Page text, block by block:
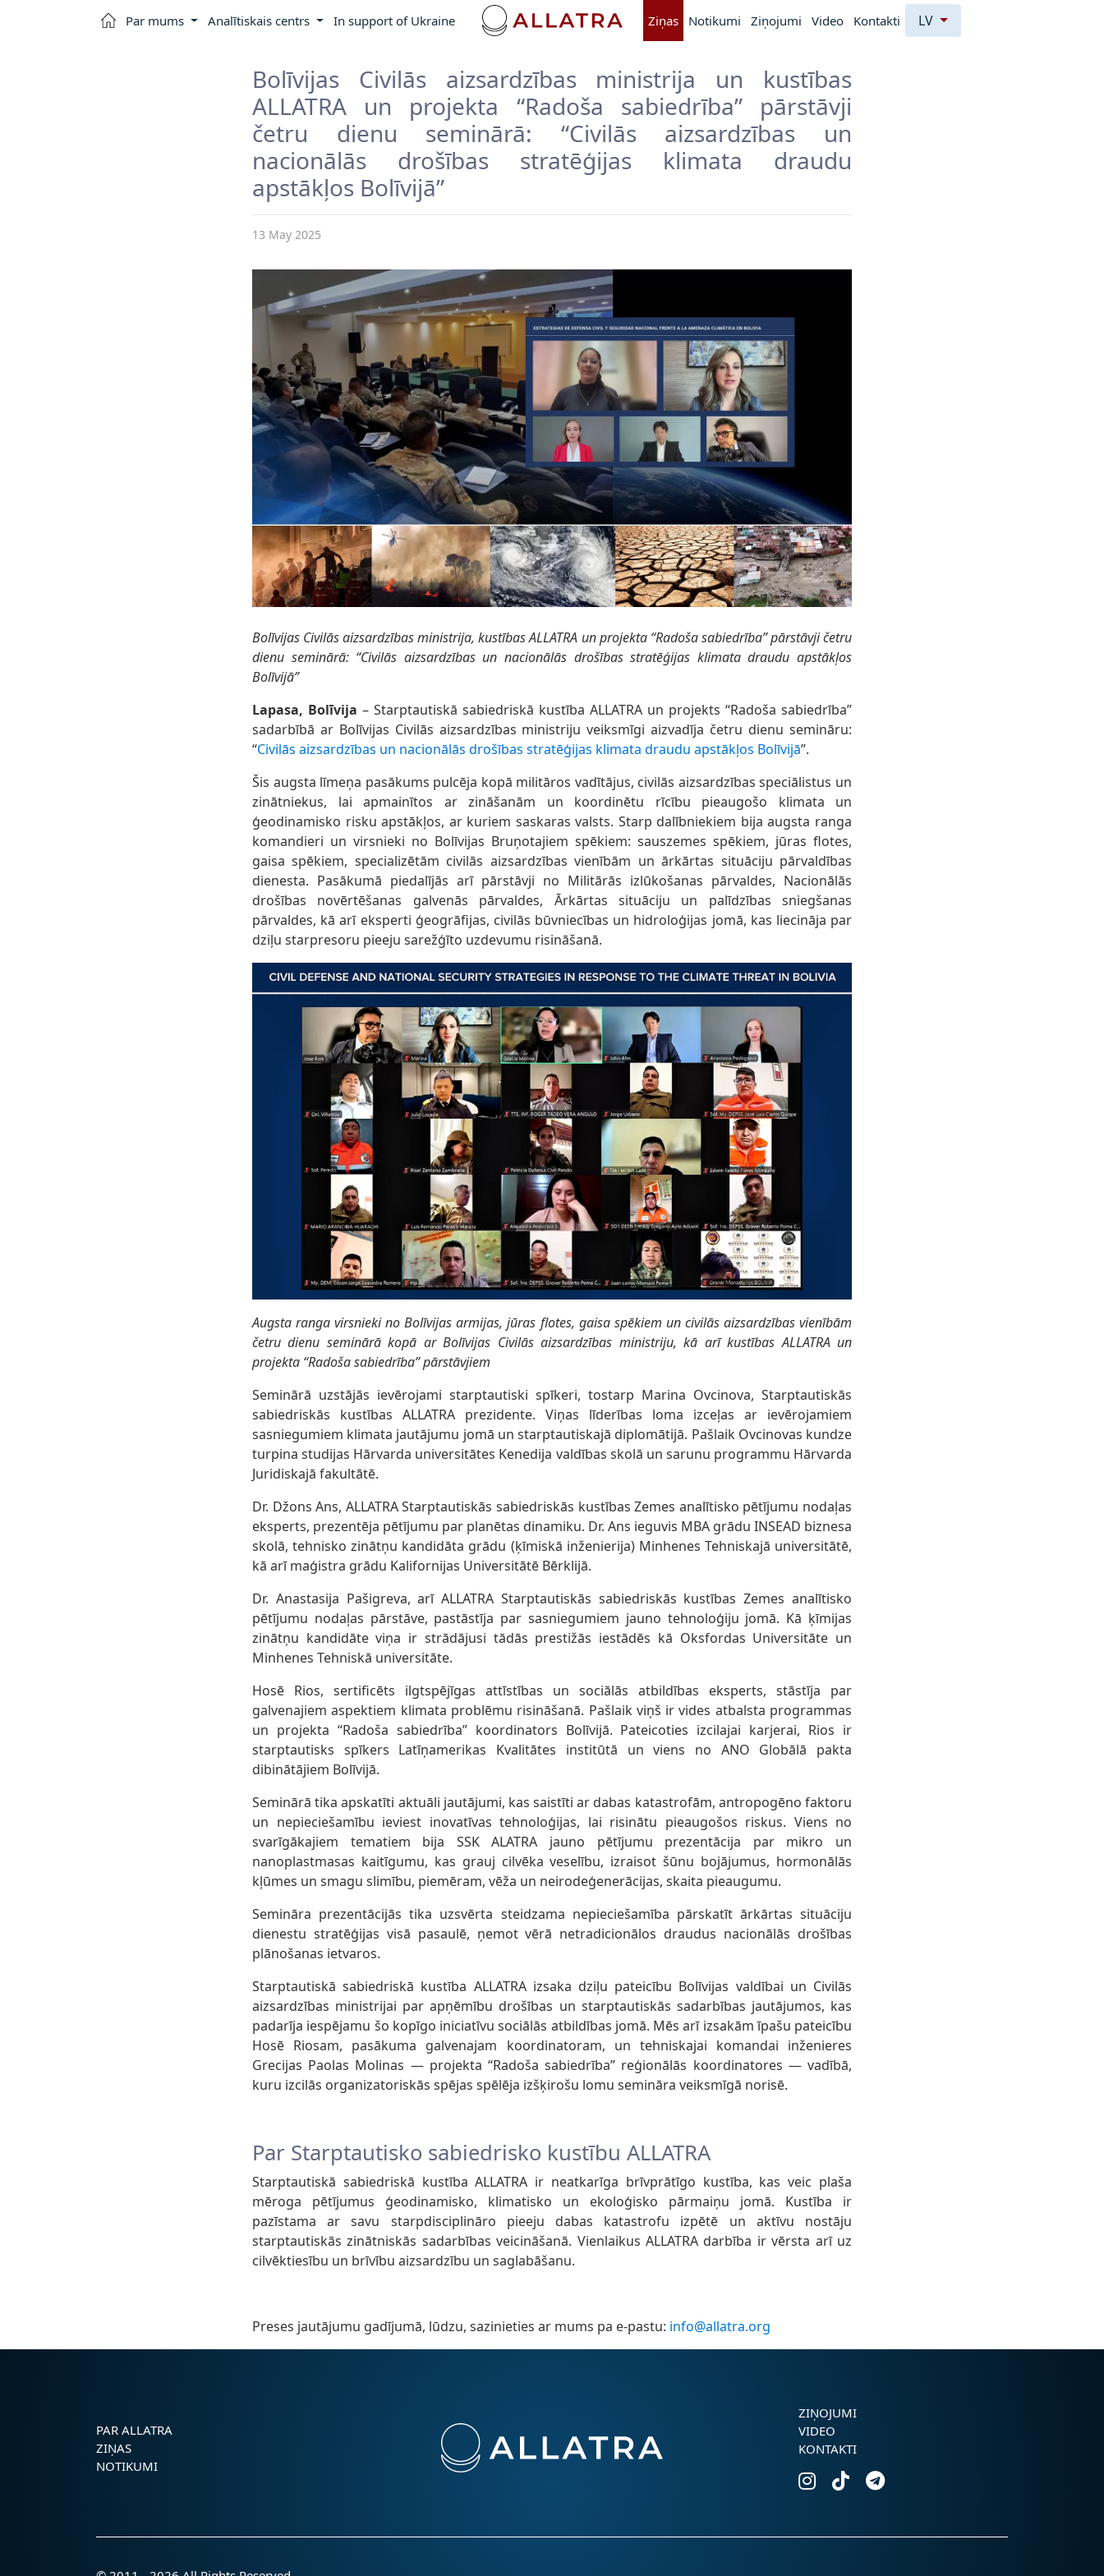
Par mums Analītiskais centrs In support of Ukraine Ziņas Notikumi Ziņojumi Video Kontakti LV
Bolīvijas Civilās aizsardzības ministrija un kustības
ALLATRA un projekta “Radoša sabiedrība” pārstāvji
četru dienu seminārā: “Civilās aizsardzības un
nacionālās drošības stratēģijas klimata draudu
apstākļos Bolīvijā”
13 May 2025
Bolīvijas Civilās aizsardzības ministrija, kustības ALLATRA un projekta “Radoša sabiedrība” pārstāvji četru
dienu seminārā: “Civilās aizsardzības un nacionālās drošības stratēģijas klimata draudu apstākļos
Bolīvijā”
Lapasa, Bolīvija – Starptautiskā sabiedriskā kustība ALLATRA un projekts “Radoša sabiedrība”
sadarbībā ar Bolīvijas Civilās aizsardzības ministriju veiksmīgi aizvadīja četru dienu semināru:
“Civilās aizsardzības un nacionālās drošības stratēģijas klimata draudu apstākļos Bolīvijā”.
Šis augsta līmeņa pasākums pulcēja kopā militāros vadītājus, civilās aizsardzības speciālistus un
zinātniekus, lai apmainītos ar zināšanām un koordinētu rīcību pieaugošo klimata un
ģeodinamisko risku apstākļos, ar kuriem saskaras valsts. Starp dalībniekiem bija augsta ranga
komandieri un virsnieki no Bolīvijas Bruņotajiem spēkiem: sauszemes spēkiem, jūras flotes,
gaisa spēkiem, specializētām civilās aizsardzības vienībām un ārkārtas situāciju pārvaldības
dienesta. Pasākumā piedalījās arī pārstāvji no Militārās izlūkošanas pārvaldes, Nacionālās
drošības novērtēšanas galvenās pārvaldes, Ārkārtas situāciju un palīdzības sniegšanas
pārvaldes, kā arī eksperti ģeogrāfijas, civilās būvniecības un hidroloģijas jomā, kas liecināja par
dziļu starpresoru pieeju sarežģīto uzdevumu risināšanā.
Augsta ranga virsnieki no Bolīvijas armijas, jūras flotes, gaisa spēkiem un civilās aizsardzības vienībām
četru dienu seminārā kopā ar Bolīvijas Civilās aizsardzības ministriju, kā arī kustības ALLATRA un
projekta “Radoša sabiedrība” pārstāvjiem
Seminārā uzstājās ievērojami starptautiski spīkeri, tostarp Marina Ovcinova, Starptautiskās
sabiedriskās kustības ALLATRA prezidente. Viņas līderības loma izceļas ar ievērojamiem
sasniegumiem klimata jautājumu jomā un starptautiskajā diplomātijā. Pašlaik Ovcinovas kundze
turpina studijas Hārvarda universitātes Kenedija valdības skolā un sarunu programmu Hārvarda
Juridiskajā fakultātē.
Dr. Džons Ans, ALLATRA Starptautiskās sabiedriskās kustības Zemes analītisko pētījumu nodaļas
eksperts, prezentēja pētījumu par planētas dinamiku. Dr. Ans ieguvis MBA grādu INSEAD biznesa
skolā, tehnisko zinātņu kandidāta grādu (ķīmiskā inženierija) Minhenes Tehniskajā universitātē,
kā arī maģistra grādu Kalifornijas Universitātē Bērklijā.
Dr. Anastasija Pašigreva, arī ALLATRA Starptautiskās sabiedriskās kustības Zemes analītisko
pētījumu nodaļas pārstāve, pastāstīja par sasniegumiem jauno tehnoloģiju jomā. Kā ķīmijas
zinātņu kandidāte viņa ir strādājusi tādās prestižās iestādēs kā Oksfordas Universitāte un
Minhenes Tehniskā universitāte.
Hosē Rios, sertificēts ilgtspējīgas attīstības un sociālās atbildības eksperts, stāstīja par
galvenajiem aspektiem klimata problēmu risināšanā. Pašlaik viņš ir vides atbalsta programmas
un projekta “Radoša sabiedrība” koordinators Bolīvijā. Pateicoties izcilajai karjerai, Rios ir
starptautisks spīkers Latīņamerikas Kvalitātes institūtā un viens no ANO Globālā pakta
dibinātājiem Bolīvijā.
Seminārā tika apskatīti aktuāli jautājumi, kas saistīti ar dabas katastrofām, antropogēno faktoru
un nepieciešamību ieviest inovatīvas tehnoloģijas, lai risinātu pieaugošos riskus. Viens no
svarīgākajiem tematiem bija SSK ALATRA jauno pētījumu prezentācija par mikro un
nanoplastmasas kaitīgumu, kas grauj cilvēka veselību, izraisot šūnu bojājumus, hormonālās
kļūmes un smagu slimību, piemēram, vēža un neirodeģenerācijas, skaita pieaugumu.
Semināra prezentācijās tika uzsvērta steidzama nepieciešamība pārskatīt ārkārtas situāciju
dienestu stratēģijas visā pasaulē, ņemot vērā netradicionālos draudus nacionālās drošības
plānošanas ietvaros.
Starptautiskā sabiedriskā kustība ALLATRA izsaka dziļu pateicību Bolīvijas valdībai un Civilās
aizsardzības ministrijai par apņēmību drošības un starptautiskās sadarbības jautājumos, kas
padarīja iespējamu šo kopīgo iniciatīvu sociālās atbildības jomā. Mēs arī izsakām īpašu pateicību
Hosē Riosam, pasākuma galvenajam koordinatoram, un tehniskajai komandai inženieres
Grecijas Paolas Molinas — projekta “Radoša sabiedrība” reģionālās koordinatores — vadībā,
kuru izcilās organizatoriskās spējas spēlēja izšķirošu lomu semināra veiksmīgā norisē.
Par Starptautisko sabiedrisko kustību ALLATRA
Starptautiskā sabiedriskā kustība ALLATRA ir neatkarīga brīvprātīgo kustība, kas veic plaša
mēroga pētījumus ģeodinamisko, klimatisko un ekoloģisko pārmaiņu jomā. Kustība ir
pazīstama ar savu starpdisciplināro pieeju dabas katastrofu izpētē un aktīvu nostāju
starptautiskās zinātniskās sadarbības veicināšanā. Vienlaikus ALLATRA darbība ir vērsta arī uz
cilvēktiesību un brīvību aizsardzību un saglabāšanu.
Preses jautājumu gadījumā, lūdzu, sazinieties ar mums pa e-pastu: info@allatra.org
PAR ALLATRA
ZIŅAS
NOTIKUMI
ZIŅOJUMI
VIDEO
KONTAKTI